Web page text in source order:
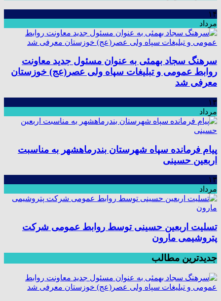
۱۴
مرداد
سرهنگ سجاد بهمئی به عنوان مسئول جدید معاونت
روابط عمومی و تبلیغات سپاه ولی عصر(عج) خوزستان
معرفی شد
۱۳
مرداد
پیام فرمانده سپاه شهرستان بندرماهشهر به مناسبت
اربعین حسینی
۱۳
مرداد
تسلیت اربعین حسینی توسط روابط عمومی شرکت
پتروشیمی مارون
جدیدترین مطالب